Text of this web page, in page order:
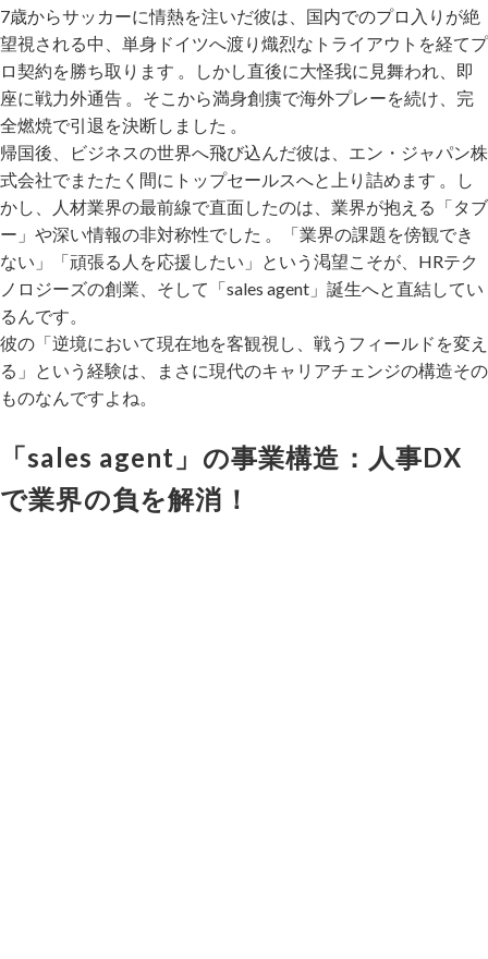
7歳からサッカーに情熱を注いだ彼は、国内でのプロ入りが絶
望視される中、単身ドイツへ渡り熾烈なトライアウトを経てプ
ロ契約を勝ち取ります 。しかし直後に大怪我に見舞われ、即
座に戦力外通告 。そこから満身創痍で海外プレーを続け、完
全燃焼で引退を決断しました 。
帰国後、ビジネスの世界へ飛び込んだ彼は、エン・ジャパン株
式会社でまたたく間にトップセールスへと上り詰めます 。し
かし、人材業界の最前線で直面したのは、業界が抱える「タブ
ー」や深い情報の非対称性でした 。「業界の課題を傍観でき
ない」「頑張る人を応援したい」という渇望こそが、HRテク
ノロジーズの創業、そして「sales agent」誕生へと直結してい
るんです。
彼の「逆境において現在地を客観視し、戦うフィールドを変え
る」という経験は、まさに現代のキャリアチェンジの構造その
ものなんですよね。
「sales agent」の事業構造：人事DX
で業界の負を解消！